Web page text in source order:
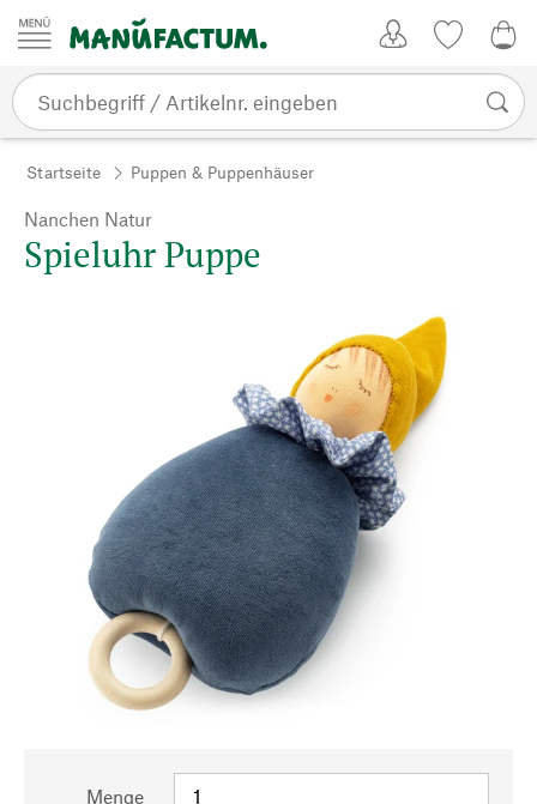
Zum Inhalt springen
Startseite Puppen & Puppenhäuser
Nanchen Natur
Spieluhr Puppe
Menge